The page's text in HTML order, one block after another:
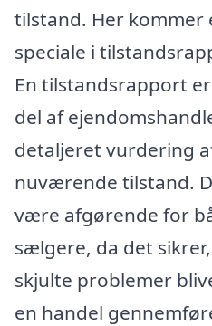
tilstand. Her kommer
speciale i
En tilstandsrapport
del af
detaljeret vurdering
nuværende tilstand.
være afgørende for
sælgere, da det
skjulte problemer
en handel